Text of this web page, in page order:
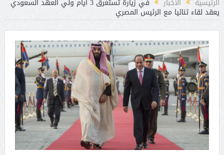
يعقد لقاء ثنائيا مع الرئيس المصري